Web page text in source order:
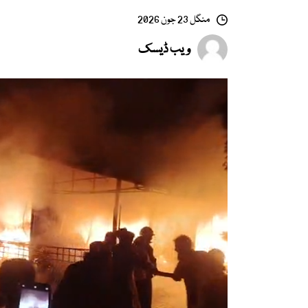
منگل 23 جون 2026
ویب ڈیسک